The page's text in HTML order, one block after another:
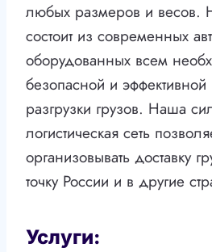
любых размеров и весов.
состоит из современных
оборудованных всем
безопасной и эффективной
разгрузки грузов. Наша
логистическая сеть
организовывать доставку
точку России и в другие
Услуги: